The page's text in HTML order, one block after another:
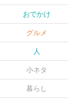
おでかけ
グルメ
人
小ネタ
暮らし